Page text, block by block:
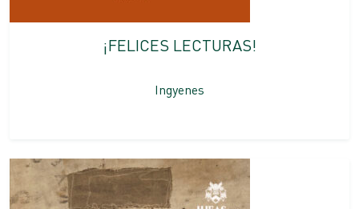
¡FELICES LECTURAS!
Ingyenes